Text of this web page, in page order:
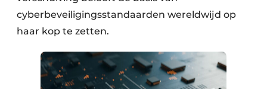
cyberbeveiligingsstandaarden wereldwijd op
haar kop te zetten.